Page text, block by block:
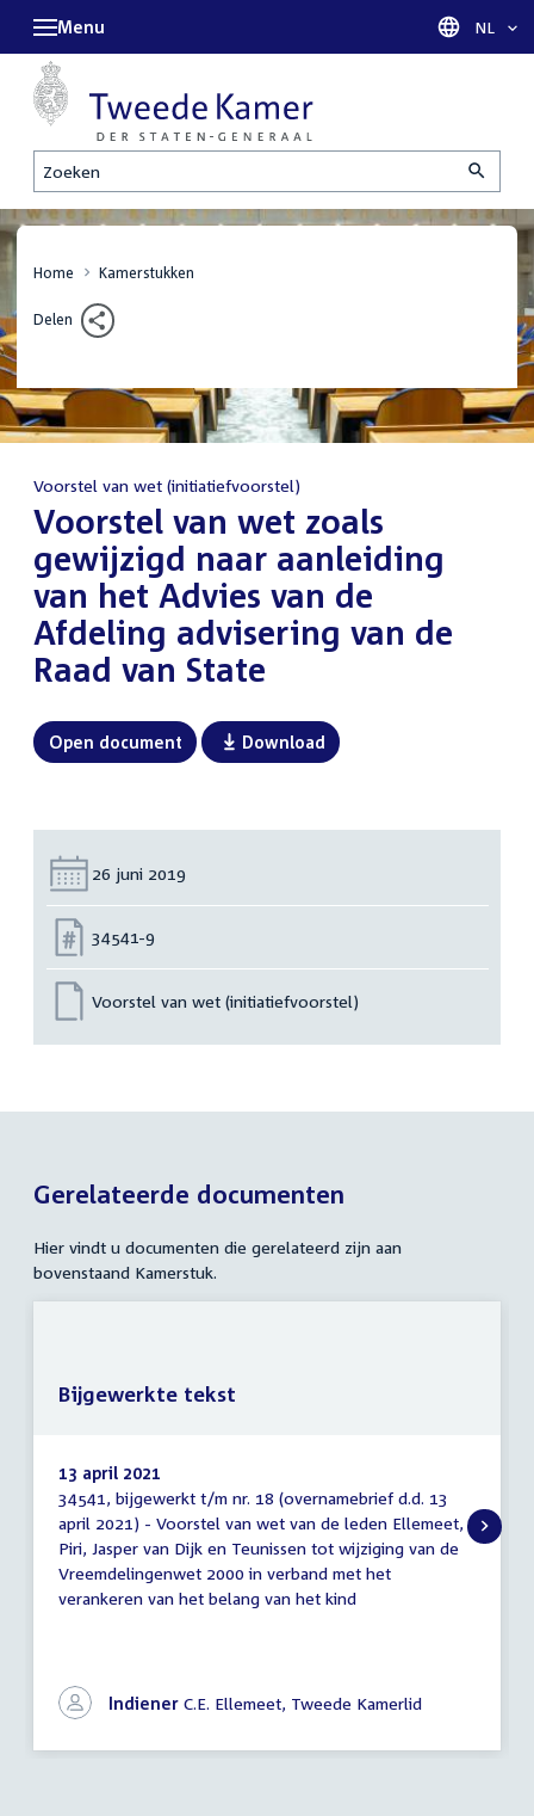
Zoeken
Menu Taal
NL
Home Kamerstukken
Delen
Voorstel van wet (initiatiefvoorstel)
:Voorstel van wet zoals
gewijzigd naar aanleiding
van het Advies van de
Afdeling advisering van de
Raad van State
Open document Download
Datum:
26 juni 2019
Nummer:
34541-9
Voorstel van wet (initiatiefvoorstel)
Gerelateerde documenten
Hier vindt u documenten die gerelateerd zijn aan
bovenstaand Kamerstuk.
Bijgewerkte
tekst
13 april 2021
34541, bijgewerkt t/m nr. 18 (overnamebrief d.d. 13
april 2021) - Voorstel van wet van de leden Ellemeet,
Piri, Jasper van Dijk en Teunissen tot wijziging van de
Vreemdelingenwet 2000 in verband met het
verankeren van het belang van het kind
Indiener C.E. Ellemeet, Tweede Kamerlid
Bijgewerkte tekst